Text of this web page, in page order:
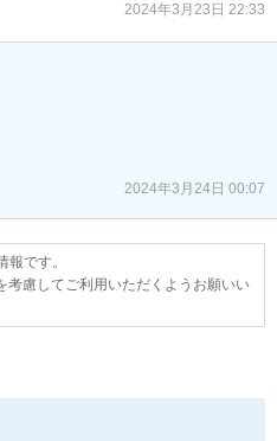
2024年3月23日 22:33
2024年3月24日 00:07
です。
考慮してご利用いただくようお願いい